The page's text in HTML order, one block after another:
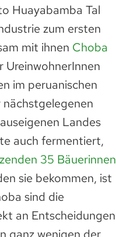
Huayabamba Tal
zum ersten
mit ihnen Choba
im peruanischen
Landes
auch fermentiert,
35 Bäuerinnen
sie bekommen, ist
sind die
an Entscheidungen